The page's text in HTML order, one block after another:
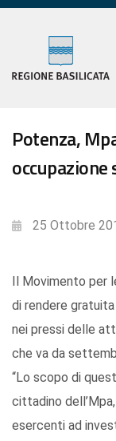
Potenza,
25 Ottobre
Il Movimento per
di rendere
nei pressi delle
che va da
“Lo scopo di
cittadino
esercenti ad